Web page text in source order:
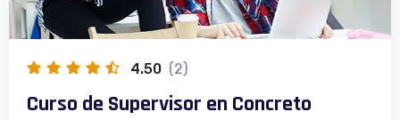
4.50 (2)
Curso de Supervisor en Concreto